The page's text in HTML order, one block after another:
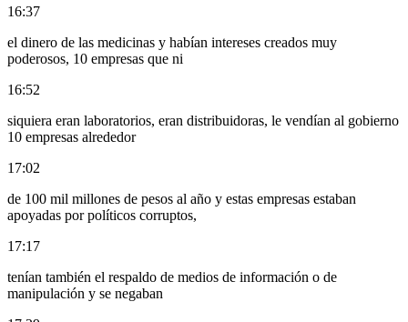
16:37
el dinero de las medicinas y habían intereses creados muy
poderosos, 10 empresas que ni
16:52
siquiera eran laboratorios, eran distribuidoras, le vendían al gobierno
10 empresas alrededor
17:02
de 100 mil millones de pesos al año y estas empresas estaban
apoyadas por políticos corruptos,
17:17
tenían también el respaldo de medios de información o de
manipulación y se negaban